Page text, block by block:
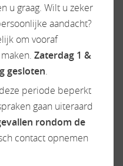
u graag. Wilt u zeker
aandacht?
om vooraf
Zaterdag 1 &
gesloten.
periode beperkt
gaan uiteraard
rondom de
contact opnemen